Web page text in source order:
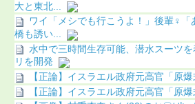
大と東北...
ワイ「メシでも行こうよ！」後輩♀「
橋も誘い...
水中で三時間生存可能、潜水スーツ
リを開発
【正論】イスラエル政府元高官「原爆
【正論】イスラエル政府元高官「原爆